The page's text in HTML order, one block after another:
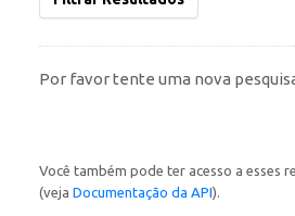
Por favor tente uma nova
Você também pode ter acesso a esses
(veja Documentação da API).